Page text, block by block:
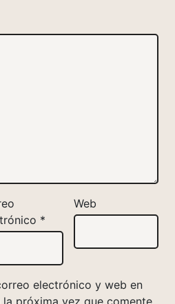
*
Web
electrónico y web en
próxima vez que comente.